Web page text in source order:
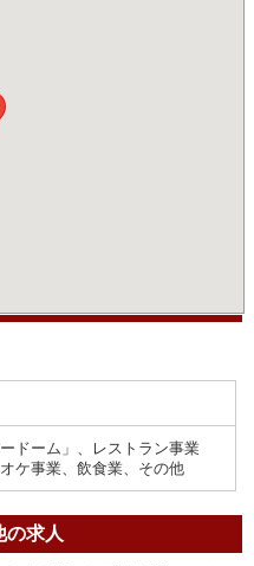
ドーム」、レストラン事業
ケ事業、飲食業、その他
の求人